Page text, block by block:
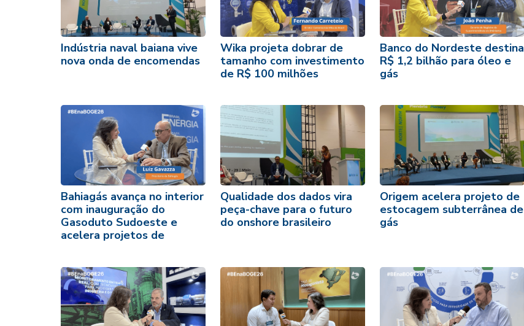
Indústria naval baiana vive
nova onda de encomendas
Wika projeta dobrar de
tamanho com investimento
de R$ 100 milhões
Banco do Nordeste destina
R$ 1,2 bilhão para óleo e
gás
Bahiagás avança no interior
com inauguração do
Gasoduto Sudoeste e
acelera projetos de
Qualidade dos dados vira
peça-chave para o futuro
do onshore brasileiro
Origem acelera projeto de
estocagem subterrânea de
gás